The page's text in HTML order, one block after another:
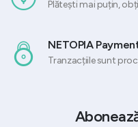
Plătești mai puțin,
NETOPIA
Tranzacțiile sunt